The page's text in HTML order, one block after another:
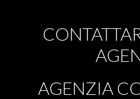
AGENZIA